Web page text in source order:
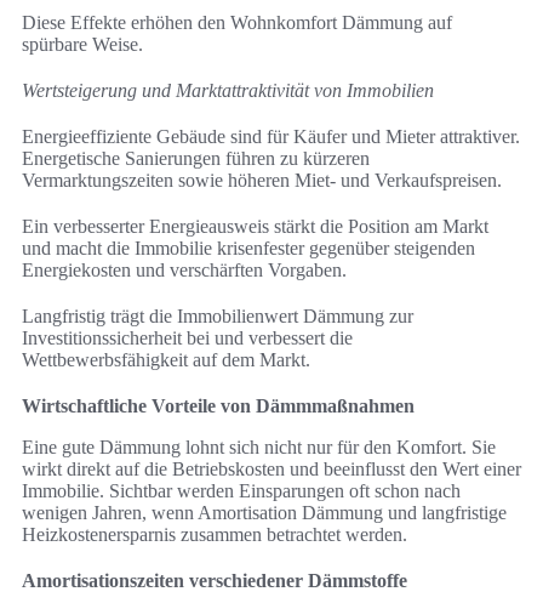
Diese Effekte erhöhen den Wohnkomfort Dämmung auf
spürbare Weise.
Wertsteigerung und Marktattraktivität von Immobilien
Energieeffiziente Gebäude sind für Käufer und Mieter attraktiver.
Energetische Sanierungen führen zu kürzeren
Vermarktungszeiten sowie höheren Miet- und Verkaufspreisen.
Ein verbesserter Energieausweis stärkt die Position am Markt
und macht die Immobilie krisenfester gegenüber steigenden
Energiekosten und verschärften Vorgaben.
Langfristig trägt die Immobilienwert Dämmung zur
Investitionssicherheit bei und verbessert die
Wettbewerbsfähigkeit auf dem Markt.
Wirtschaftliche Vorteile von Dämmmaßnahmen
Eine gute Dämmung lohnt sich nicht nur für den Komfort. Sie
wirkt direkt auf die Betriebskosten und beeinflusst den Wert einer
Immobilie. Sichtbar werden Einsparungen oft schon nach
wenigen Jahren, wenn Amortisation Dämmung und langfristige
Heizkostenersparnis zusammen betrachtet werden.
Amortisationszeiten verschiedener Dämmstoffe